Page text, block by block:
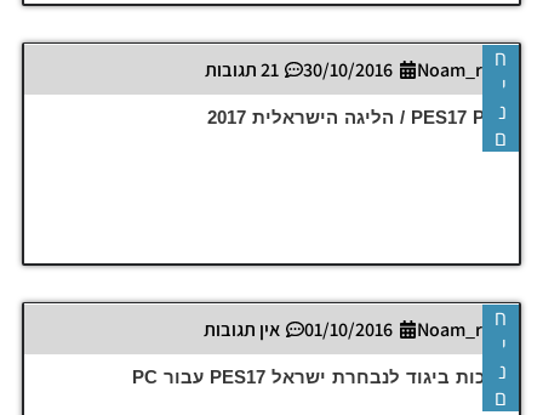
Noam_r
30/10/2016 21 תגובות
PES17 PS4 / הליגה הישראלית 2017
ח
י
נ
ם
Noam_r
01/10/2016 אין תגובות
ערכות ביגוד לנבחרת ישראל PES17 עבור PC
ח
י
נ
ם